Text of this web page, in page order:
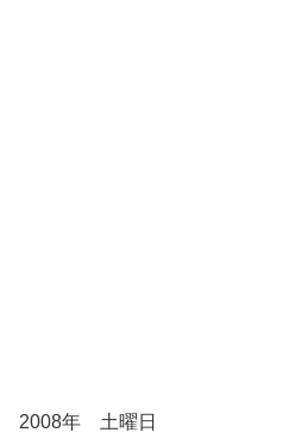
2008年 土曜日